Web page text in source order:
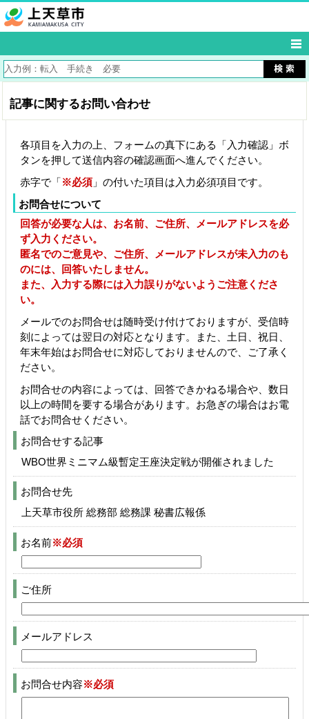
記事に関するお問い合わせ
各項目を入力の上、フォームの真下にある「入力確認」ボ
タンを押して送信内容の確認画面へ進んでください。
赤字で「※必須 」の付いた項目は入力必須項目です。
お問合せについて
回答が必要な人は、お名前、ご住所、メールアドレスを必
ず入力ください。
匿名でのご意見や、ご住所、メールアドレスが未入力のも
のには、回答いたしません。
また、入力する際には入力誤りがないようご注意くださ
い。
メールでのお問合せは随時受け付けておりますが、受信時
刻によっては翌日の対応となります。また、土日、祝日、
年末年始はお問合せに対応しておりませんので、ご了承く
ださい。
お問合せの内容によっては、回答できかねる場合や、数日
以上の時間を要する場合があります。お急ぎの場合はお電
話でお問合せください。
お問合せする記事
WBO世界ミニマム級暫定王座決定戦が開催されました
お問合せ先
上天草市役所 総務部 総務課 秘書広報係
お名前※必須
ご住所
メールアドレス
お問合せ内容※必須